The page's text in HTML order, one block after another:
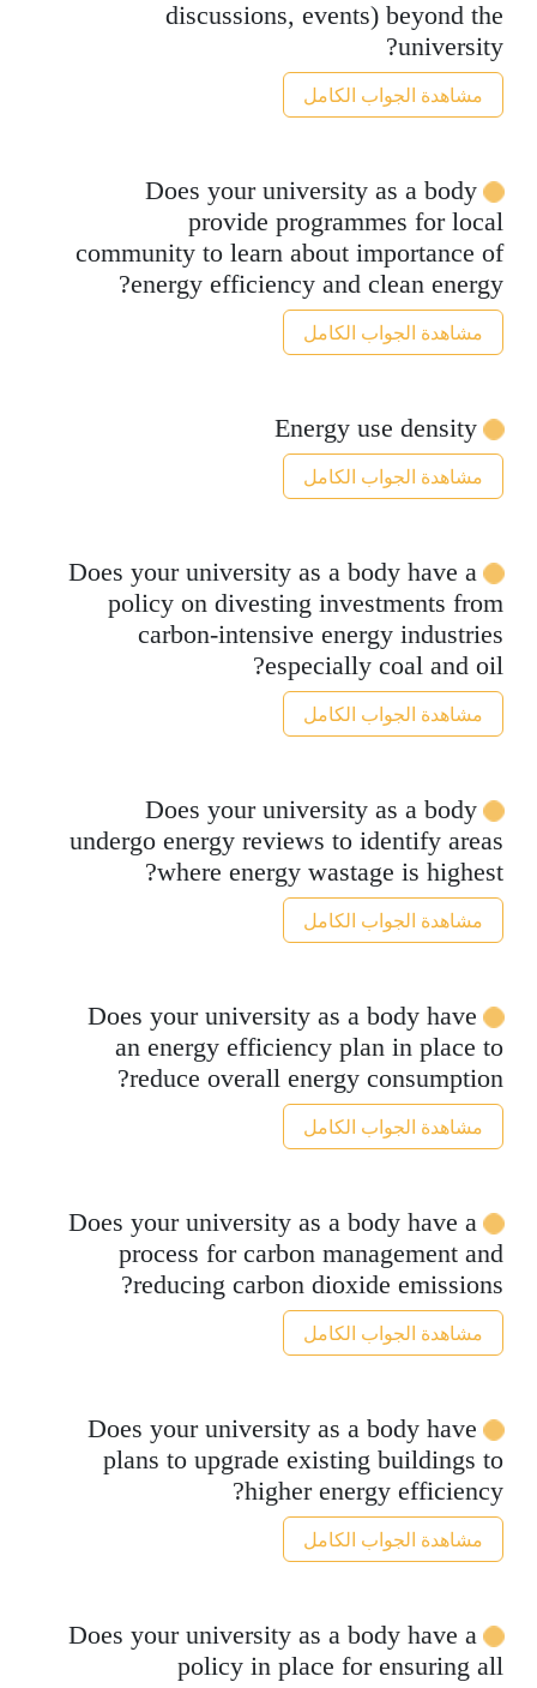
discussions, events) beyond the
university?
مشاهدة الجواب الكامل
Does your university as a body
provide programmes for local
community to learn about importance of
energy efficiency and clean energy?
مشاهدة الجواب الكامل
Energy use density
مشاهدة الجواب الكامل
Does your university as a body have a
policy on divesting investments from
carbon-intensive energy industries
especially coal and oil?
مشاهدة الجواب الكامل
Does your university as a body
undergo energy reviews to identify areas
where energy wastage is highest?
مشاهدة الجواب الكامل
Does your university as a body have
an energy efficiency plan in place to
reduce overall energy consumption?
مشاهدة الجواب الكامل
Does your university as a body have a
process for carbon management and
reducing carbon dioxide emissions?
مشاهدة الجواب الكامل
Does your university as a body have
plans to upgrade existing buildings to
higher energy efficiency?
مشاهدة الجواب الكامل
Does your university as a body have a
policy in place for ensuring all